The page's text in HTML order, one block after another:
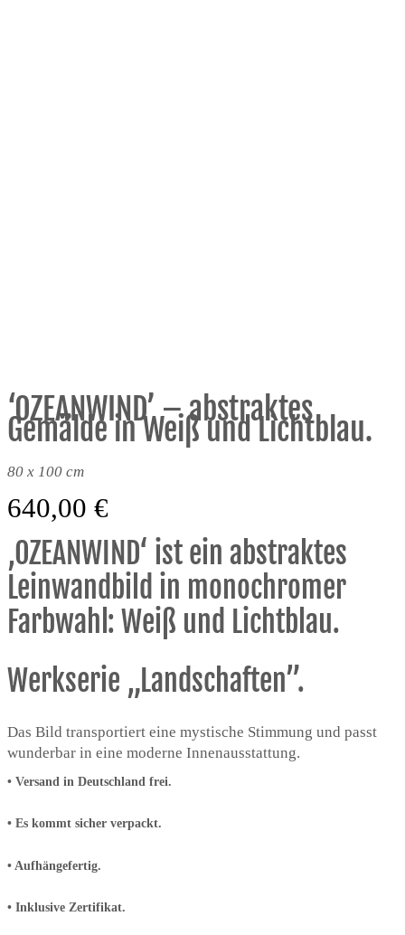
‘OZEANWIND’ – abstraktes
Gemälde in Weiß und Lichtblau.
80 x 100 cm
640,00 €
‚OZEANWIND‘ ist ein abstraktes
Leinwandbild in monochromer
Farbwahl: Weiß und Lichtblau.
Werkserie „Landschaften”.
Das Bild transportiert eine mystische Stimmung und passt
wunderbar in eine moderne Innenausstattung.
• Versand in Deutschland frei.
• Es kommt sicher verpackt.
• Aufhängefertig.
• Inklusive Zertifikat.